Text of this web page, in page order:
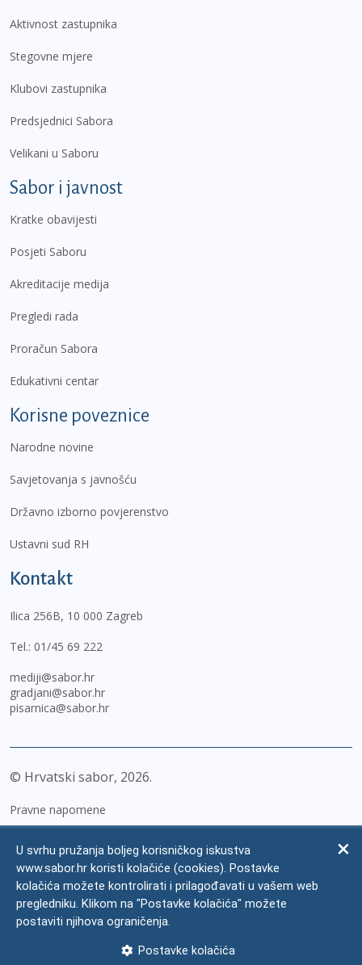
Aktivnost zastupnika
Stegovne mjere
Klubovi zastupnika
Predsjednici Sabora
Velikani u Saboru
Sabor i javnost
Kratke obavijesti
Posjeti Saboru
Akreditacije medija
Pregledi rada
Proračun Sabora
Edukativni centar
Korisne poveznice
Narodne novine
Savjetovanja s javnošću
Državno izborno povjerenstvo
Ustavni sud RH
Kontakt
Ilica 256B, 10 000 Zagreb
Tel.: 01/45 69 222
mediji@sabor.hr
gradjani@sabor.hr
pisarnica@sabor.hr
© Hrvatski sabor, 2026
Pravne napomene
Zaštita osobnih podataka
Impressum
Česta pitanja
U svrhu pružanja boljeg korisničkog iskustva
www.sabor.hr koristi kolačiće (cookies). Postavke
kolačića možete kontrolirati i prilagođavati u vašem web
pregledniku. Klikom na "Postavke kolačića" možete
postaviti njihova ograničenja.
Postavke kolačića